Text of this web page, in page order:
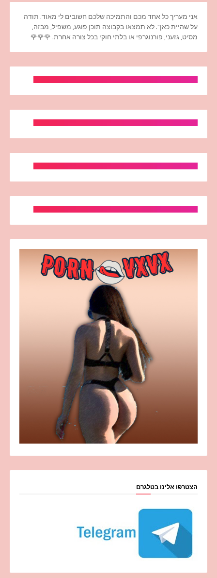
אני מעריך כל אחד מכם והתמיכה שלכם חשובים לי מאוד. תודה
על שהיית כאן". לא תמצאו בקבוצה תוכן פוגע, משפיל, מבזה,
מסיט, גזעני, פורנוגרפי או בלתי חוקי בכל צורה אחרת. 🌹🌹🌹
הצטרפו אלינו בטלגרם